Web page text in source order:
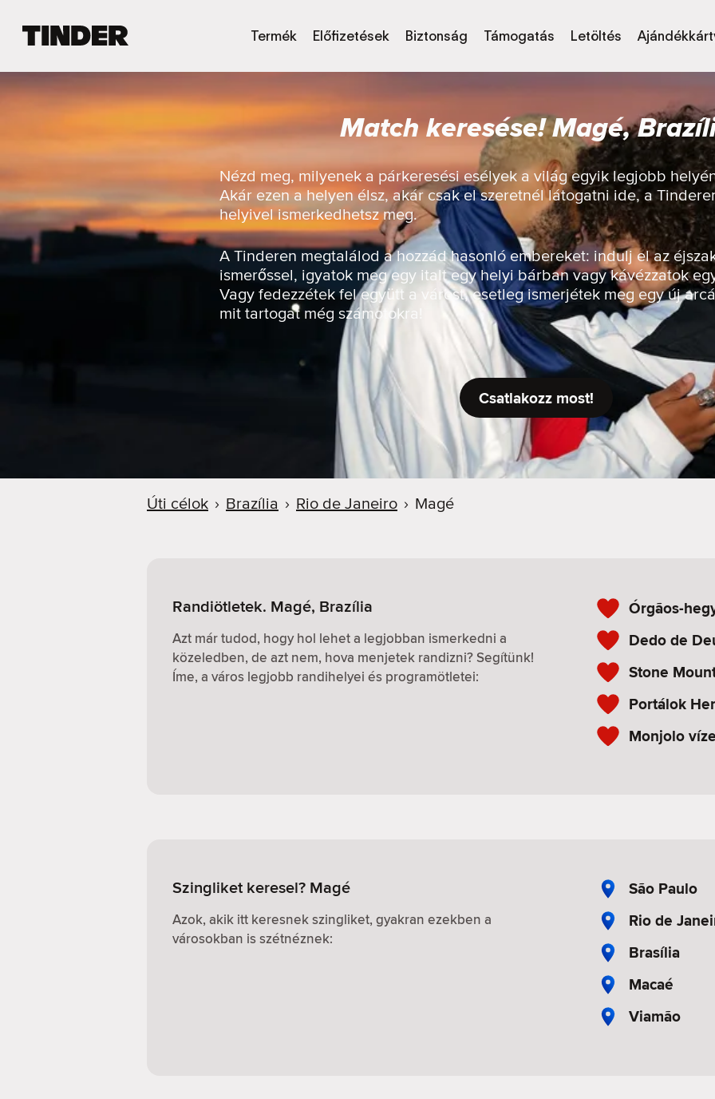
e
ő
o
l
Termék Előfizetések Biztonság Támogatás Letöltés
Match keresése! Magé,
Nézd meg, milyenek a párkeresési esélyek a világ egyik legjobb
Akár ezen a helyen élsz, akár csak el szeretnél látogatni ide, a
helyivel ismerkedhetsz meg.
A Tinderen megtalálod a hozzád hasonló embereket: indulj el az
ismerőssel, igyatok meg egy italt egy helyi bárban vagy kávézzatok
Vagy fedezzétek fel együtt a várost, esetleg ismerjétek meg egy új
mit tartogat még számotokra!
Csatlakozz most!
Úti célok › Brazília › Rio de Janeiro › Magé
Randiötletek. Magé, Brazília
Azt már tudod, hogy hol lehet a legjobban ismerkedni a
közeledben, de azt nem, hova menjetek randizni? Segítünk!
Íme, a város legjobb randihelyei és programötletei:
Órgãos-
Dedo de
Stone
Portálok
Monjolo
Szingliket keresel? Magé
Azok, akik itt keresnek szingliket, gyakran ezekben a
városokban is szétnéznek:
São Paulo
Rio de
Brasília
Macaé
Viamão